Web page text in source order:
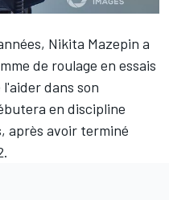
Nikita Mazepin a
de roulage en essais
dans son
en discipline
, après avoir terminé